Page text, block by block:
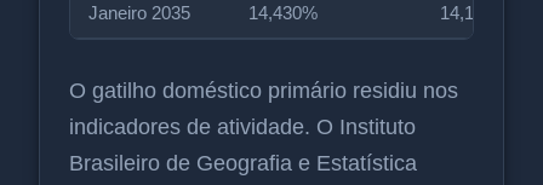
Janeiro 2035 14,430% 14,127%
O gatilho doméstico primário residiu nos
indicadores de atividade. O Instituto
Brasileiro de Geografia e Estatística